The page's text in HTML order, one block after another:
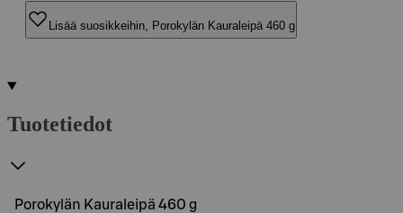
Lisää suosikkeihin, Porokylän Kauraleipä 460 g
Tuotetiedot
Porokylän Kauraleipä 460 g